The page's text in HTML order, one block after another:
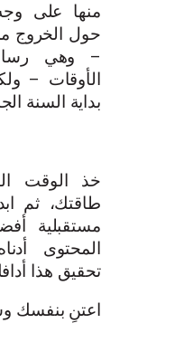
منها على
حول الخروج
– وهي
الأوقات –
بداية السنة
خذ الوقت
طاقتك، ثم
مستقبلية
المحتوى
تحقيق هذا
اعتنِ بنفسك